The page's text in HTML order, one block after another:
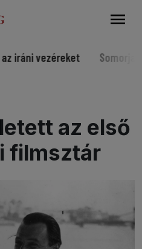
Somorjai sportolók a
az első
filmsztár